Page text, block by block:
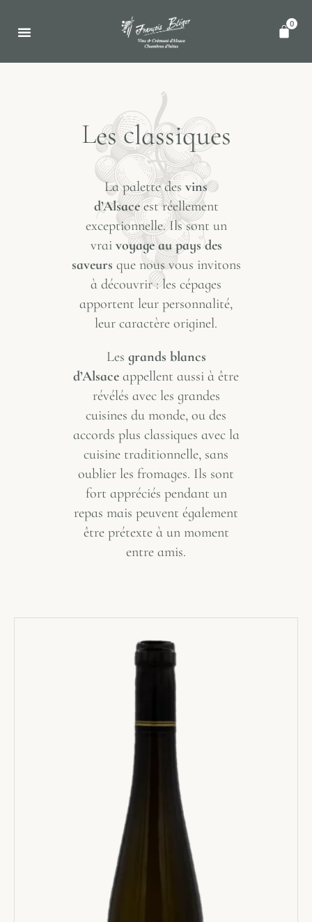
0
Lesclassiques
La palette des vins
d’Alsaceest réellement
exceptionnelle. Ils sont un
vrai voyage au pays des
saveurs que nous vous invitons
à découvrir : les cépages
apportent leur personnalité,
leur caractère originel.
Les grands blancs
d’Alsace appellent aussi à être
révélés avec les grandes
cuisines du monde, ou des
accords plus classiques avec la
cuisine traditionnelle, sans
oublier les fromages. Ils sont
fort appréciés pendant un
repas mais peuvent également
être prétexte à un moment
entre amis.